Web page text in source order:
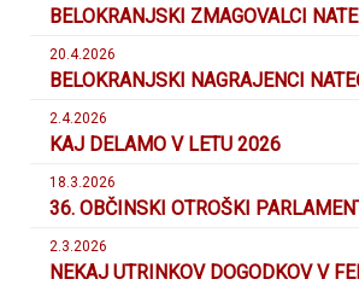
BELOKRANJSKI ZMAGOVALCI
20.4.2026
BELOKRANJSKI NAGRAJENCI
2.4.2026
KAJ DELAMO V LETU 2026
18.3.2026
36. OBČINSKI OTROŠKI
2.3.2026
NEKAJ UTRINKOV DOGODKOV V